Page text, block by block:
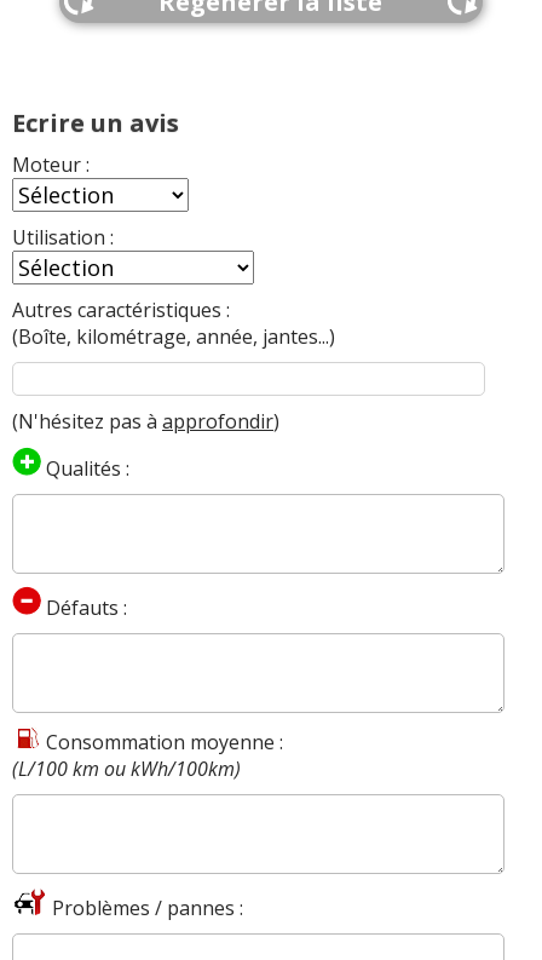
Ecrire un avis
Moteur :
Utilisation :
Autres caractéristiques :
(Boîte, kilométrage, année, jantes...)
(N'hésitez pas à approfondir)
Qualités :
Défauts :
Consommation moyenne :
(L/100 km ou kWh/100km)
Problèmes / pannes :